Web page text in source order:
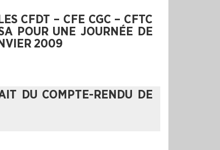
CFDT – CFE CGC – CFTC
POUR UNE JOURNÉE DE
2009
DU COMPTE-RENDU DE